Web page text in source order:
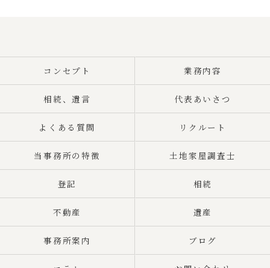
コンセプト 業務内容
相続、遺言 代表あいさつ
よくある質問 リクルート
当事務所の特徴 土地家屋調査士
登記 相続
不動産 遺産
事務所案内 ブログ